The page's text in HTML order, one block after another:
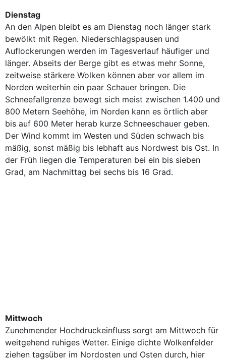
Dienstag
An den Alpen bleibt es am Dienstag noch länger stark
bewölkt mit Regen. Niederschlagspausen und
Auflockerungen werden im Tagesverlauf häufiger und
länger. Abseits der Berge gibt es etwas mehr Sonne,
zeitweise stärkere Wolken können aber vor allem im
Norden weiterhin ein paar Schauer bringen. Die
Schneefallgrenze bewegt sich meist zwischen 1.400 und
800 Metern Seehöhe, im Norden kann es örtlich aber
bis auf 600 Meter herab kurze Schneeschauer geben.
Der Wind kommt im Westen und Süden schwach bis
mäßig, sonst mäßig bis lebhaft aus Nordwest bis Ost. In
der Früh liegen die Temperaturen bei ein bis sieben
Grad, am Nachmittag bei sechs bis 16 Grad.
Mittwoch
Zunehmender Hochdruckeinfluss sorgt am Mittwoch für
weitgehend ruhiges Wetter. Einige dichte Wolkenfelder
ziehen tagsüber im Nordosten und Osten durch, hier